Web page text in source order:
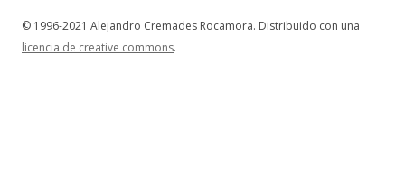
© 1996-2021 Alejandro Cremades Rocamora. Distribuido con una
licencia de creative commons.